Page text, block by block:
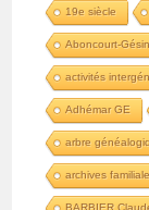
19e siècle
Aboncourt-
activités
Adhémar GE
arbre
archives
BARBIER